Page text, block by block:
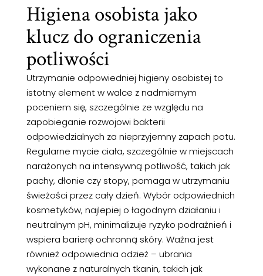
Higiena osobista jako
klucz do ograniczenia
potliwości
Utrzymanie odpowiedniej higieny osobistej to
istotny element w walce z nadmiernym
poceniem się, szczególnie ze względu na
zapobieganie rozwojowi bakterii
odpowiedzialnych za nieprzyjemny zapach potu.
Regularne mycie ciała, szczególnie w miejscach
narażonych na intensywną potliwość, takich jak
pachy, dłonie czy stopy, pomaga w utrzymaniu
świeżości przez cały dzień. Wybór odpowiednich
kosmetyków, najlepiej o łagodnym działaniu i
neutralnym pH, minimalizuje ryzyko podrażnień i
wspiera barierę ochronną skóry. Ważna jest
również odpowiednia odzież – ubrania
wykonane z naturalnych tkanin, takich jak